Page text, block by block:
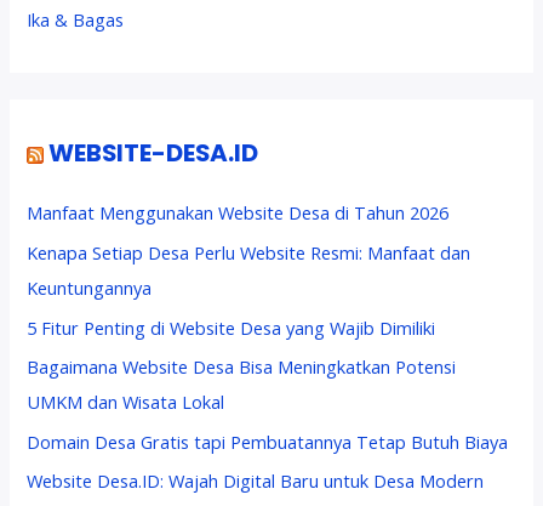
Ika & Bagas
WEBSITE-DESA.ID
Manfaat Menggunakan Website Desa di Tahun 2026
Kenapa Setiap Desa Perlu Website Resmi: Manfaat dan
Keuntungannya
5 Fitur Penting di Website Desa yang Wajib Dimiliki
Bagaimana Website Desa Bisa Meningkatkan Potensi
UMKM dan Wisata Lokal
Domain Desa Gratis tapi Pembuatannya Tetap Butuh Biaya
Website Desa.ID: Wajah Digital Baru untuk Desa Modern